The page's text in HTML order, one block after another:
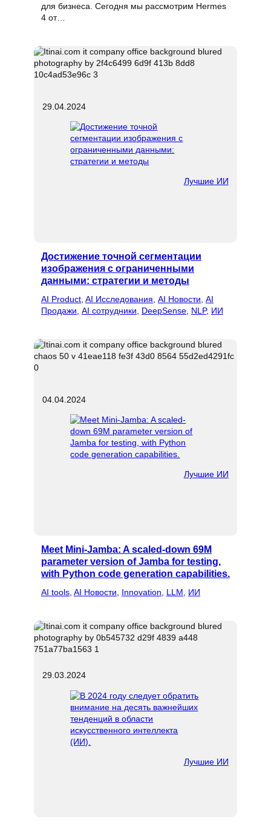
для бизнеса. Сегодня мы рассмотрим Hermes
4 от…
29.04.2024
Лучшие ИИ
Достижение точной сегментации
изображения с ограниченными
данными: стратегии и методы
AI Product AI Исследования AI Новости AI
Продажи AI сотрудники DeepSense NLP, ИИ
04.04.2024
Лучшие ИИ
Meet Mini-Jamba: A scaled-down 69M
parameter version of Jamba for testing,
with Python code generation capabilities.
AI tools AI Новости Innovation LLM ИИ
29.03.2024
Лучшие ИИ